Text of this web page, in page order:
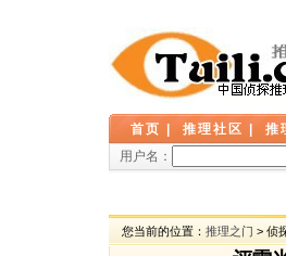
首页 推理社区 推
用户名：
您当前的位置： 推理之门 > 侦